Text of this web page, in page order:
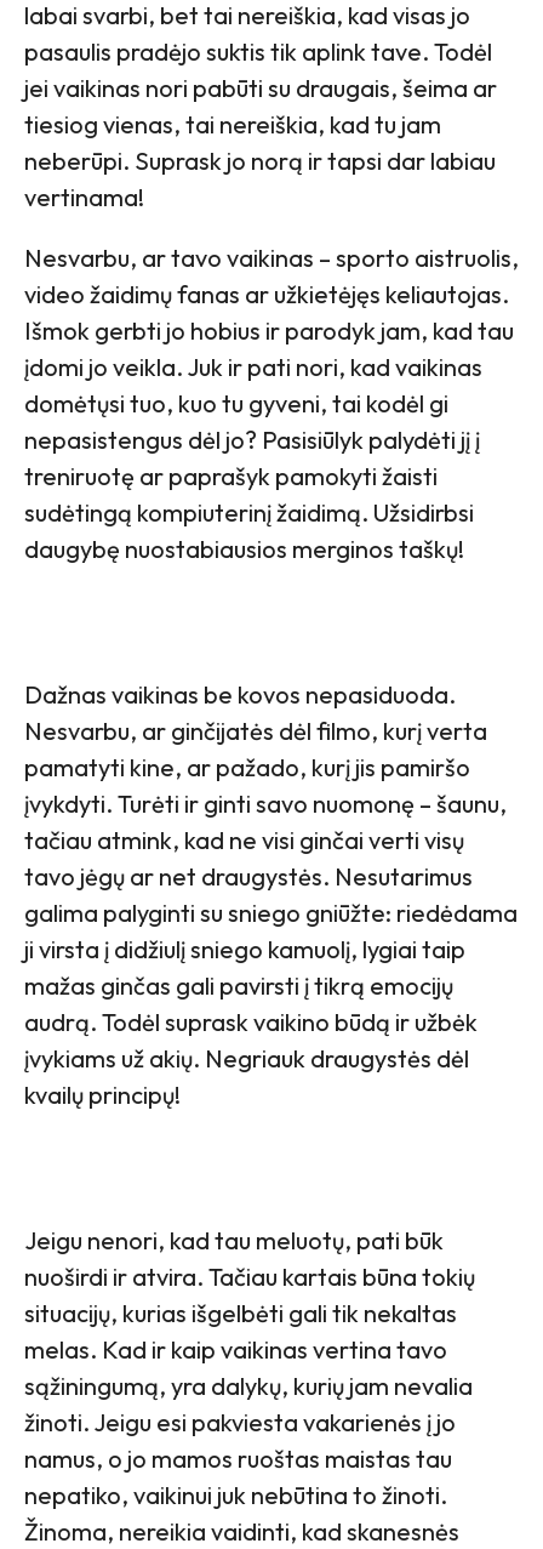
labai svarbi, bet tai nereiškia, kad visas jo
pasaulis pradėjo suktis tik aplink tave. Todėl
jei vaikinas nori pabūti su draugais, šeima ar
tiesiog vienas, tai nereiškia, kad tu jam
neberūpi. Suprask jo norą ir tapsi dar labiau
vertinama!
Nesvarbu, ar tavo vaikinas – sporto aistruolis,
video žaidimų fanas ar užkietėjęs keliautojas.
Išmok gerbti jo hobius ir parodyk jam, kad tau
įdomi jo veikla. Juk ir pati nori, kad vaikinas
domėtųsi tuo, kuo tu gyveni, tai kodėl gi
nepasistengus dėl jo? Pasisiūlyk palydėti jį į
treniruotę ar paprašyk pamokyti žaisti
sudėtingą kompiuterinį žaidimą. Užsidirbsi
daugybę nuostabiausios merginos taškų!
Dažnas vaikinas be kovos nepasiduoda.
Nesvarbu, ar ginčijatės dėl filmo, kurį verta
pamatyti kine, ar pažado, kurį jis pamiršo
įvykdyti. Turėti ir ginti savo nuomonę – šaunu,
tačiau atmink, kad ne visi ginčai verti visų
tavo jėgų ar net draugystės. Nesutarimus
galima palyginti su sniego gniūžte: riedėdama
ji virsta į didžiulį sniego kamuolį, lygiai taip
mažas ginčas gali pavirsti į tikrą emocijų
audrą. Todėl suprask vaikino būdą ir užbėk
įvykiams už akių. Negriauk draugystės dėl
kvailų principų!
Jeigu nenori, kad tau meluotų, pati būk
nuoširdi ir atvira. Tačiau kartais būna tokių
situacijų, kurias išgelbėti gali tik nekaltas
melas. Kad ir kaip vaikinas vertina tavo
sąžiningumą, yra dalykų, kurių jam nevalia
žinoti. Jeigu esi pakviesta vakarienės į jo
namus, o jo mamos ruoštas maistas tau
nepatiko, vaikinui juk nebūtina to žinoti.
Žinoma, nereikia vaidinti, kad skanesnės